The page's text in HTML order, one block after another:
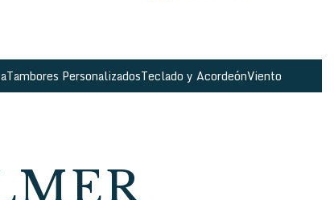
Tambores PersonalizadosTeclado y AcordeónViento